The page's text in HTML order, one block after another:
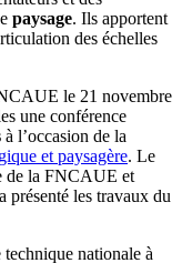
paysage. Ils apportent
des échelles
le 21 novembre
une conférence
à l’occasion de la
et paysagère. Le
de la FNCAUE et
présenté les travaux du
nationale à